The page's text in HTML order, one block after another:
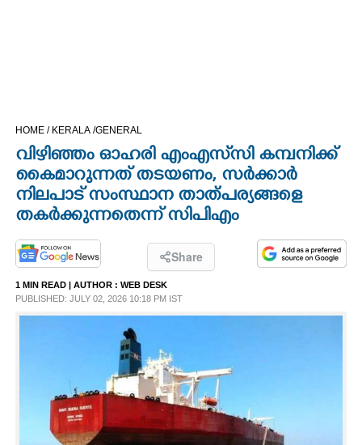
CINEMA
OPINION
HOME / KERALA /GENERAL
വിഴിഞ്ഞം ഓഹരി എംഎസ്‌സി കമ്പനിക്ക്
കൈമാറുന്നത് തടയണം,​ സർക്കാർ
നിലപാട് സംസ്ഥാന താത്പര്യങ്ങളെ
തകർക്കുന്നതെന്ന് സിപിഎം
Share
1 MIN READ | AUTHOR : WEB DESK
PUBLISHED: JULY 02, 2026 10:18 PM IST